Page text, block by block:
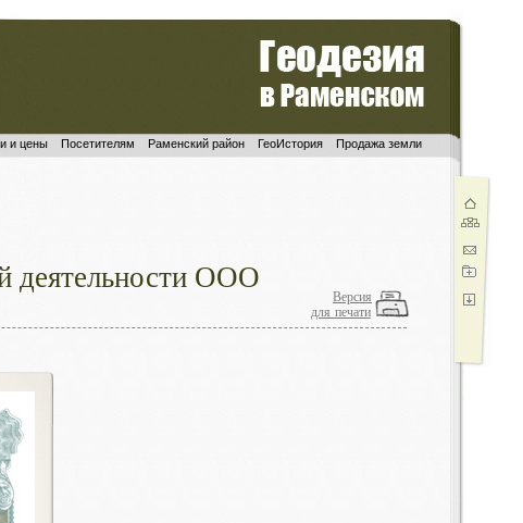
и цены Посетителям Раменский район ГеоИстория Продажа земли
деятельности ООО
Версия
для печати